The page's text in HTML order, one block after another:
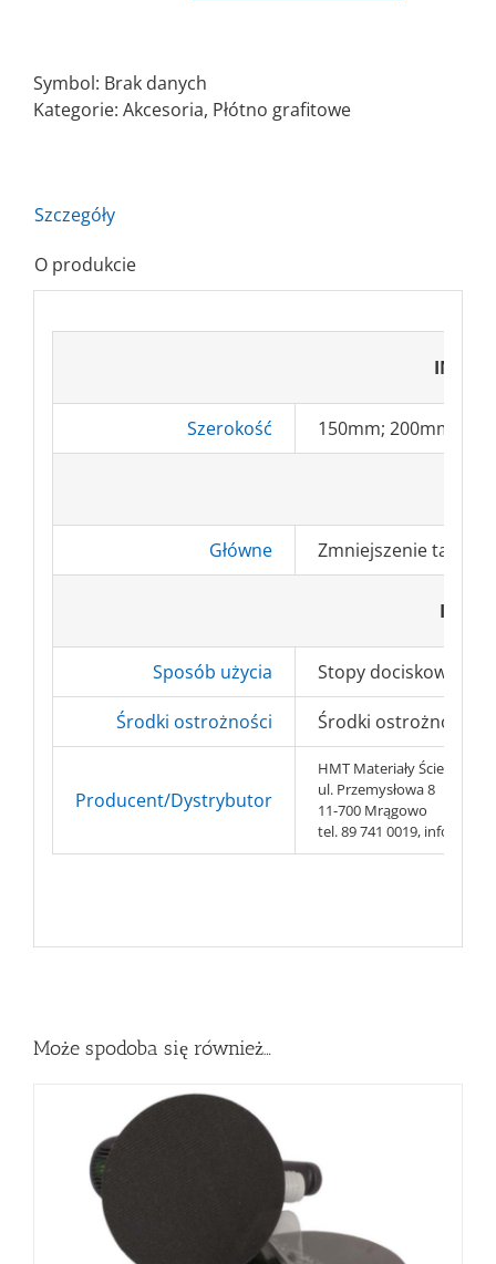
Symbol: Brak danych
Kategorie: Akcesoria, Płótno grafitowe
Szczegóły
O produkcie
Szerokość 150mm; 200mm
Główne Zmniejszenie tarcia
Sposób użycia Stopy dociskowe w
Środki ostrożności Środki ostrożności
Producent/Dystrybutor
HMT Materiały Ścierne s.c.
ul. Przemysłowa 8
11-700 Mrągowo
tel. 89 741 0019,
Może spodoba się również…